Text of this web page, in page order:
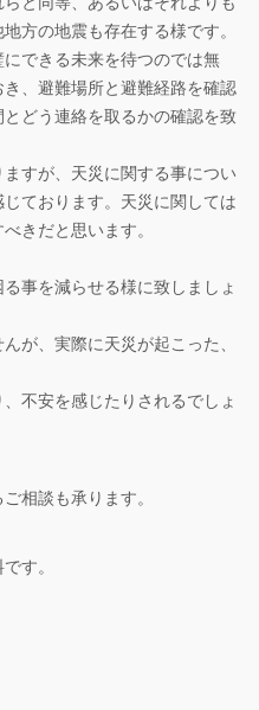
方の地震も存在する様です。
できる未来を待つのでは無
、避難場所と避難経路を確認
どう連絡を取るかの確認を致
すが、天災に関する事につい
ております。天災に関しては
きだと思います。
事を減らせる様に致しましょ
が、実際に天災が起こった、
不安を感じたりされるでしょ
相談も承ります。
す。